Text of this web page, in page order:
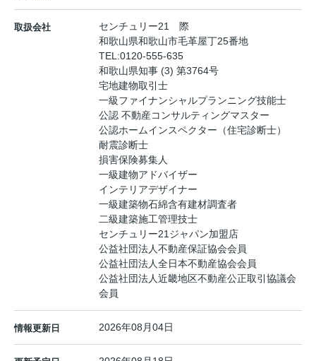
取扱会社
センチュリー21 際
和歌山県和歌山市毛革屋丁25番地
TEL:0120-555-635
和歌山県知事 (3) 第3764号
宅地建物取引士
一級ファイナンシャルプランニング技能士
公認 不動産コンサルティングマスター
公認ホームインスペクター（住宅診断士）
耐震診断士
損害保険募集人
一級建物アドバイザー
インテリアデザイナー
一級建築物石綿含有建材調査者
二級建築施工管理技士
センチュリー21ジャパン加盟店
公益社団法人不動産保証協会会員
公益社団法人全日本不動産協会会員
公益社団法人近畿地区不動産公正取引協議会
会員
情報更新日 2026年08月04日